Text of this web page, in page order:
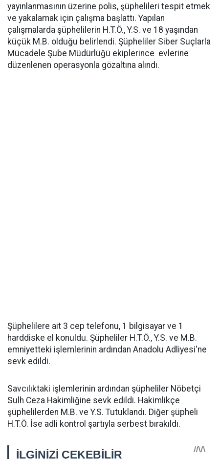
yayınlanmasının üzerine polis, şüphelileri tespit etmek
ve yakalamak için çalışma başlattı. Yapılan
çalışmalarda şüphelilerin H.T.Ö., Y.S. ve 18 yaşından
küçük M.B. olduğu belirlendi. Şüpheliler Siber Suçlarla
Mücadele Şube Müdürlüğü ekiplerince evlerine
düzenlenen operasyonla gözaltına alındı.
Şüphelilere ait 3 cep telefonu, 1 bilgisayar ve 1
harddiske el konuldu. Şüpheliler H.T.Ö., Y.S. ve M.B.
emniyetteki işlemlerinin ardından Anadolu Adliyesi'ne
sevk edildi.
Savcılıktaki işlemlerinin ardından şüpheliler Nöbetçi
Sulh Ceza Hakimliğine sevk edildi. Hakimlikçe
şüphelilerden M.B. ve Y.S. Tutuklandı. Diğer şüpheli
H.T.Ö. İse adli kontrol şartıyla serbest bırakıldı.